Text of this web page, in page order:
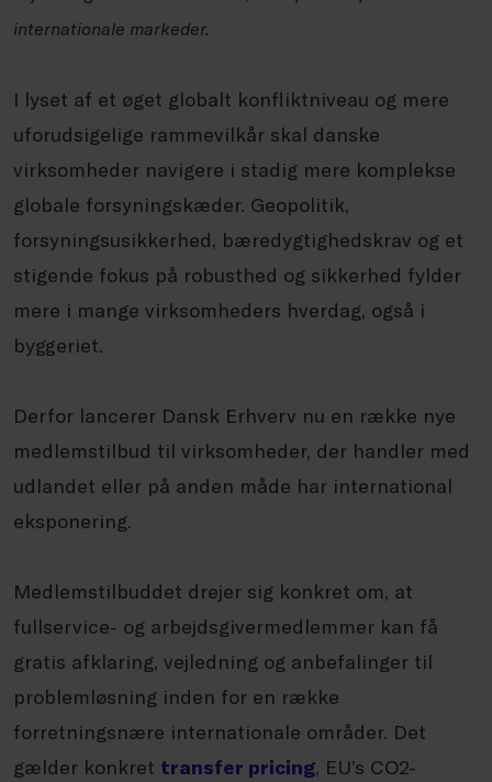
internationale markeder.
I lyset af et øget globalt konfliktniveau og mere
uforudsigelige rammevilkår skal danske
virksomheder navigere i stadig mere komplekse
globale forsyningskæder. Geopolitik,
forsyningsusikkerhed, bæredygtighedskrav og et
stigende fokus på robusthed og sikkerhed fylder
mere i mange virksomheders hverdag, også i
byggeriet.
Derfor lancerer Dansk Erhverv nu en række nye
medlemstilbud til virksomheder, der handler med
udlandet eller på anden måde har international
eksponering.
Medlemstilbuddet drejer sig konkret om, at
fullservice- og arbejdsgivermedlemmer kan få
gratis afklaring, vejledning og anbefalinger til
problemløsning inden for en række
forretningsnære internationale områder. Det
gælder konkret transfer pricing, EU’s CO2-